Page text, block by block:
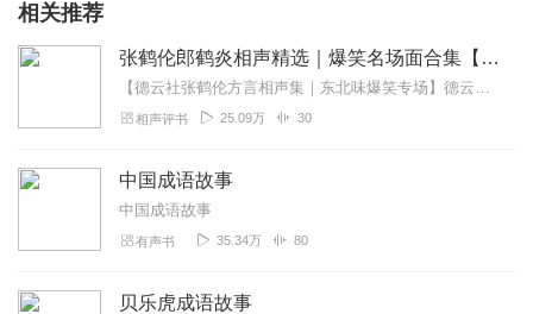
相关推荐
张鹤伦郎鹤炎相声精选｜爆笑名场面合集【成语接龙+童年故事】
【德云社张鹤伦方言相声集｜东北味爆笑专场】德云社"浪味仙"张鹤伦携搭档郎鹤炎带来原汁原味的东北风情相声盛宴！本专辑精选30段经典演出，既有《扒马褂》《黄鹤楼》...
相声评书 25.09万 30
中国成语故事
中国成语故事
有声书 35.34万 80
贝乐虎成语故事